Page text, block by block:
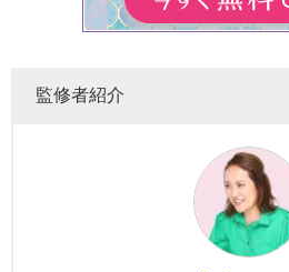
監修者紹介